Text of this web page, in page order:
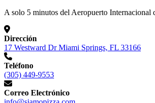
A solo 5 minutos del Aeropuerto Internacional
Dirección
17 Westward Dr Miami Springs, FL 33166
Teléfono
(305) 449-9553
Correo Electrónico